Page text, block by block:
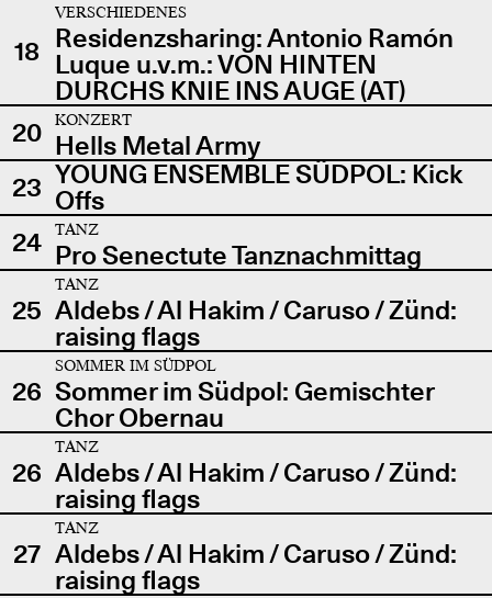
18
VERSCHIEDENES
Residenzsharing: Antonio Ramón
Luque u.v.m.: VON HINTEN
DURCHS KNIE INS AUGE (AT)
20
KONZERT
Hells Metal Army
23 YOUNG ENSEMBLE SÜDPOL: Kick
Offs
24
TANZ
Pro Senectute Tanznachmittag
25
TANZ
Aldebs / Al Hakim / Caruso / Zünd:
raising flags
26
SOMMER IM SÜDPOL
Sommer im Südpol: Gemischter
Chor Obernau
26
TANZ
Aldebs / Al Hakim / Caruso / Zünd:
raising flags
27
TANZ
Aldebs / Al Hakim / Caruso / Zünd:
raising flags